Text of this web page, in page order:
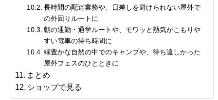
長時間の配達業務や、日差しを避けられない屋外で
の外回りルートに
朝の通勤・通学ルートや、モワッと熱気がこもりや
すい電車の待ち時間に
緑豊かな自然の中でのキャンプや、待ち遠しかった
屋外フェスのひとときに
まとめ
ショップで見る